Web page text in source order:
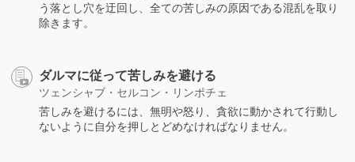
う落とし穴を迂回し、全ての苦しみの原因である混乱を取り
除きます。
ダルマに従って苦しみを避ける
ツェンシャブ・セルコン・リンポチェ
苦しみを避けるには、無明や怒り、貪欲に動かされて行動し
ないように自分を押しとどめなければなりません。